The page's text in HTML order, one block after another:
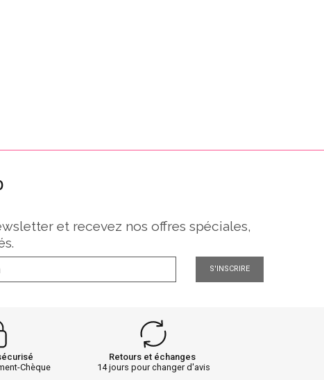
et recevez nos offres spéciales,
S'INSCRIRE
Chèque
Retours et échanges
14 jours pour changer d'avis